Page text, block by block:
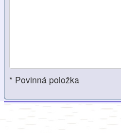
* Povinná položka